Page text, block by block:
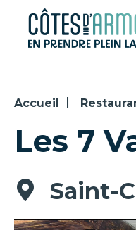
Panneau de gestion des
Accueil
Les 7
Saint-